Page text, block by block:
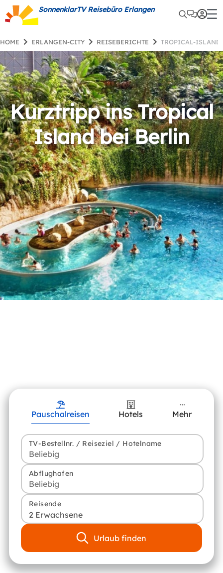
SonnenklarTV Reisebüro Erlangen
HOME ERLANGEN-CITY REISEBERICHTE TROPICAL-
Kurztripp ins Tropical
Island bei Berlin
Pauschalreisen Hotels Mehr
TV-Bestellnr. / Reiseziel / Hotelname
Abflughafen
Reisende
2 Erwachsene
Urlaub finden